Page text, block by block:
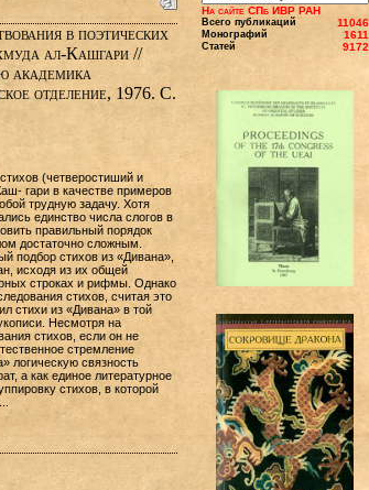
в поэтических
ал-Кашгари //
академика
отделение, 1976. С.
(четверостиший и
гари в качестве примеров
трудную задачу. Хотя
единство числа слогов в
правильный порядок
достаточно сложным.
подбор стихов из «Дивана»,
исходя из их общей
строках и рифмы. Однако
стихов, считая это
стихи из «Дивана» в той
Несмотря на
стихов, если он не
стремление
логическую связность
а как единое литературное
стихов, в которой
На сайте СПб ИВР РАН
Всего публикаций 11046
Монографий 1611
Статей 9172